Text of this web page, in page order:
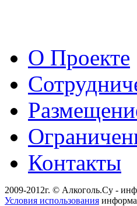
О Проекте
Контакты
2009-2012г. © Алкоголь.Су -
Условия использования